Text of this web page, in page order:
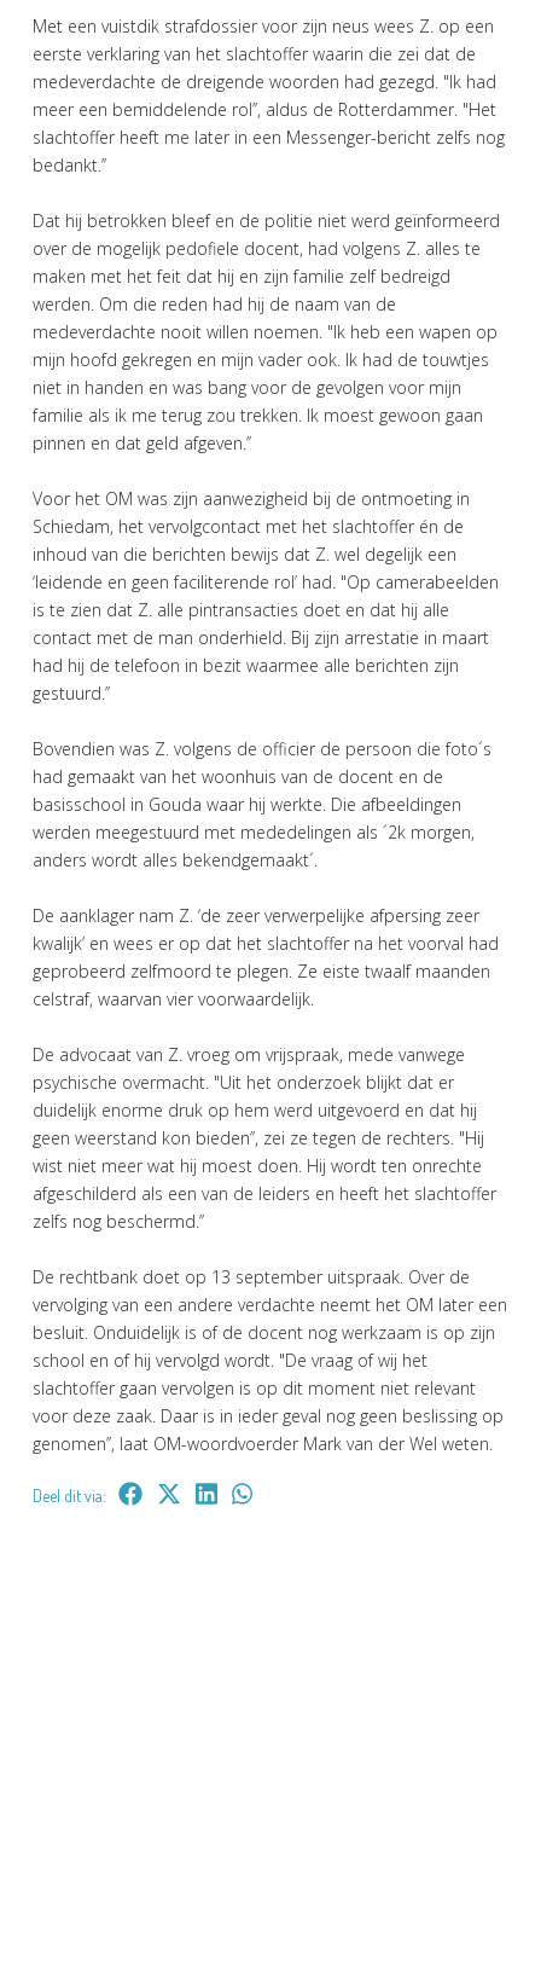
Met een vuistdik strafdossier voor zijn neus wees Z. op een
eerste verklaring van het slachtoffer waarin die zei dat de
medeverdachte de dreigende woorden had gezegd. "Ik had
meer een bemiddelende rol’’, aldus de Rotterdammer. "Het
slachtoffer heeft me later in een Messenger-bericht zelfs nog
bedankt.’’
Dat hij betrokken bleef en de politie niet werd geïnformeerd
over de mogelijk pedofiele docent, had volgens Z. alles te
maken met het feit dat hij en zijn familie zelf bedreigd
werden. Om die reden had hij de naam van de
medeverdachte nooit willen noemen. "Ik heb een wapen op
mijn hoofd gekregen en mijn vader ook. Ik had de touwtjes
niet in handen en was bang voor de gevolgen voor mijn
familie als ik me terug zou trekken. Ik moest gewoon gaan
pinnen en dat geld afgeven.’’
Voor het OM was zijn aanwezigheid bij de ontmoeting in
Schiedam, het vervolgcontact met het slachtoffer én de
inhoud van die berichten bewijs dat Z. wel degelijk een
‘leidende en geen faciliterende rol’ had. "Op camerabeelden
is te zien dat Z. alle pintransacties doet en dat hij alle
contact met de man onderhield. Bij zijn arrestatie in maart
had hij de telefoon in bezit waarmee alle berichten zijn
gestuurd.’’
Bovendien was Z. volgens de officier de persoon die foto´s
had gemaakt van het woonhuis van de docent en de
basisschool in Gouda waar hij werkte. Die afbeeldingen
werden meegestuurd met mededelingen als ´2k morgen,
anders wordt alles bekendgemaakt´.
De aanklager nam Z. ‘de zeer verwerpelijke afpersing zeer
kwalijk’ en wees er op dat het slachtoffer na het voorval had
geprobeerd zelfmoord te plegen. Ze eiste twaalf maanden
celstraf, waarvan vier voorwaardelijk.
De advocaat van Z. vroeg om vrijspraak, mede vanwege
psychische overmacht. "Uit het onderzoek blijkt dat er
duidelijk enorme druk op hem werd uitgevoerd en dat hij
geen weerstand kon bieden’’, zei ze tegen de rechters. "Hij
wist niet meer wat hij moest doen. Hij wordt ten onrechte
afgeschilderd als een van de leiders en heeft het slachtoffer
zelfs nog beschermd.’’
De rechtbank doet op 13 september uitspraak. Over de
vervolging van een andere verdachte neemt het OM later een
besluit. Onduidelijk is of de docent nog werkzaam is op zijn
school en of hij vervolgd wordt. "De vraag of wij het
slachtoffer gaan vervolgen is op dit moment niet relevant
voor deze zaak. Daar is in ieder geval nog geen beslissing op
genomen’’, laat OM-woordvoerder Mark van der Wel weten.
Deel dit via: